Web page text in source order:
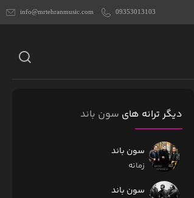
info@mrtehranmusic.com 09353013103
دیگر ترانه های سون باند
سون باند
زمانه
سون باند